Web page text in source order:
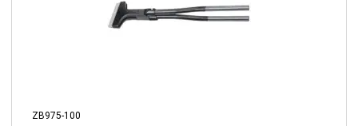
ZB975-100